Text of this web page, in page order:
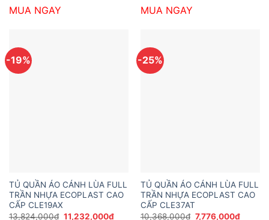
9,936,000₫.
MUA NGAY
5,800,000₫.
MUA NGAY
-19%
TỦ QUẦN ÁO CÁNH LÙA FULL
TRẦN NHỰA ECOPLAST CAO
CẤP CLE19AX
13,824,000₫ Giá
11,232,000₫Giá
-25%
TỦ QUẦN ÁO CÁNH LÙA FULL
TRẦN NHỰA ECOPLAST CAO
CẤP CLE37AT
10,368,000₫ Giá
7,776,000₫Giá